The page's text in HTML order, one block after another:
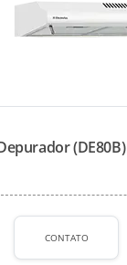
(DE80B)
CONTATO